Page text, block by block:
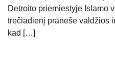
Detroito priemiestyje Islamo
trečiadienį pranešė valdžios
kad […]